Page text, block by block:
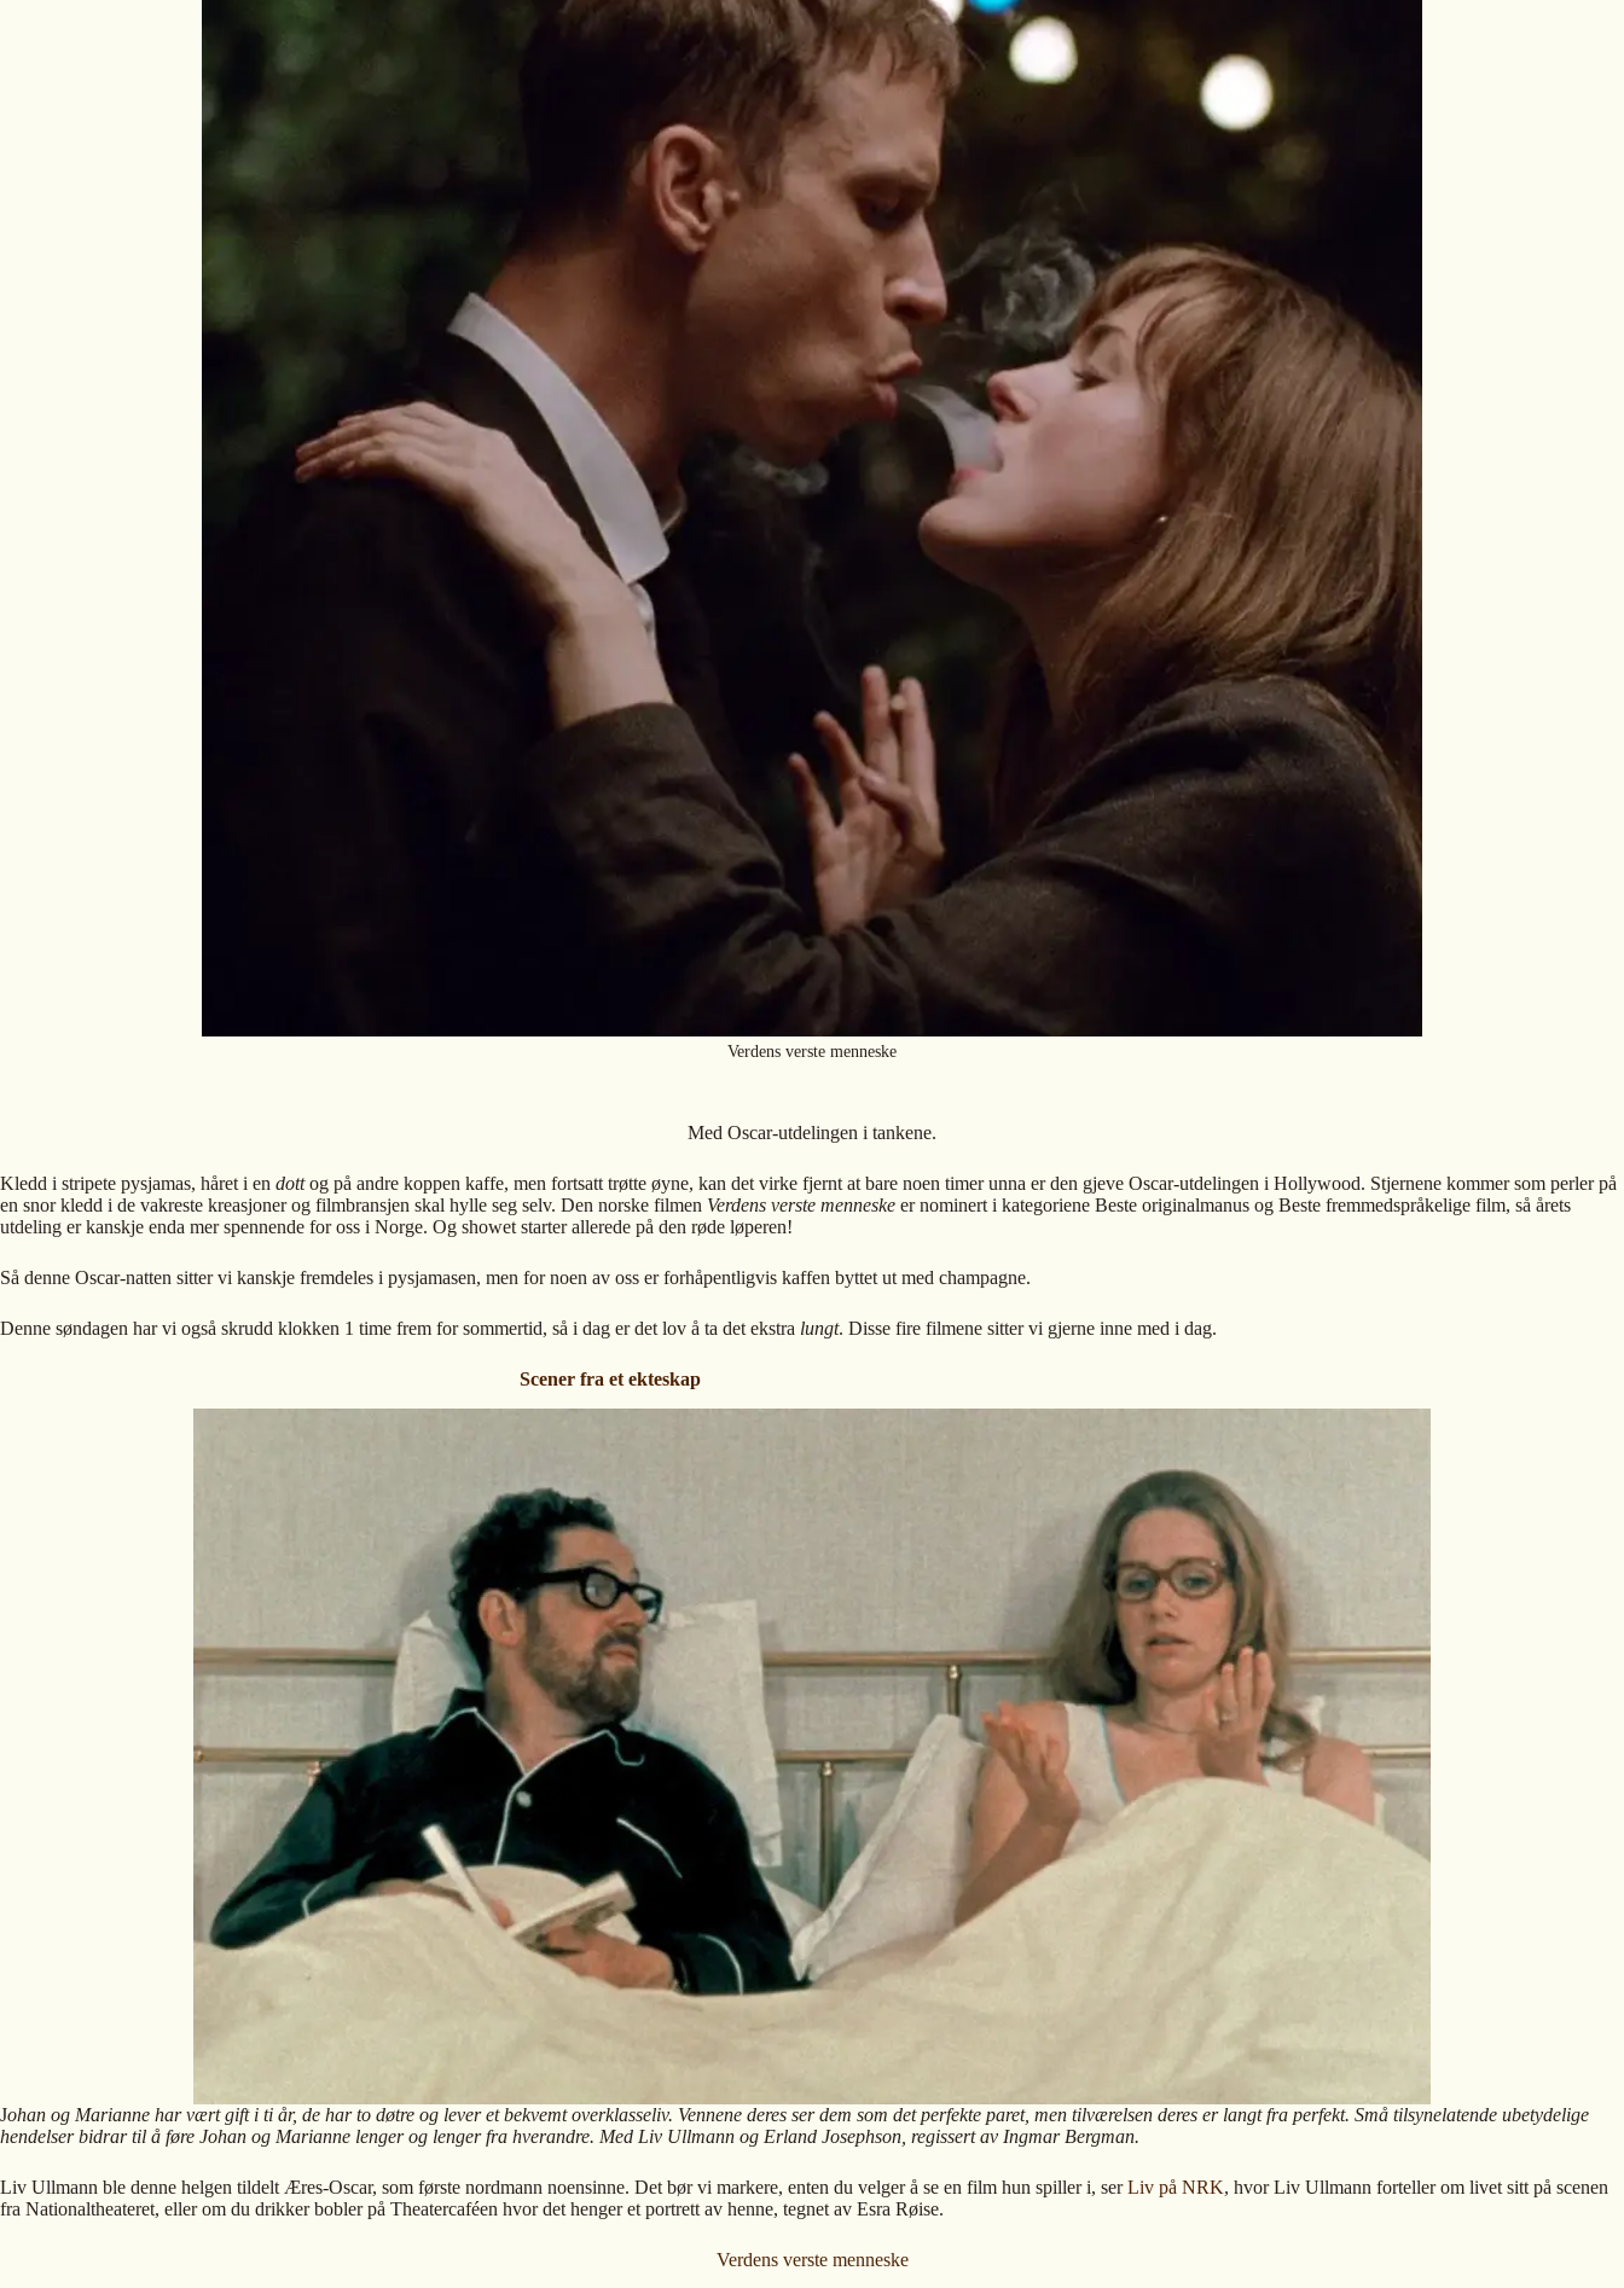
Verdens verste menneske
Med Oscar-utdelingen i tankene.
Kledd i stripete pysjamas, håret i en dottog på andre koppen kaffe, men fortsatt trøtte øyne, kan det virke fjernt at bare noen timer unna er den gjeve Oscar-utdelingen i Hollywood. Stjernene kommer som perler på
en snor kledd i de vakreste kreasjoner og filmbransjen skal hylle seg selv. Den norske filmen Verdens verste menneske er nominert i kategoriene Beste originalmanus og Beste fremmedspråkelige film, så årets
utdeling er kanskje enda mer spennende for oss i Norge. Og showet starter allerede på den røde løperen!
Så denne Oscar-natten sitter vi kanskje fremdeles i pysjamasen, men for noen av oss er forhåpentligvis kaffen byttet ut med champagne.
Denne søndagen har vi også skrudd klokken 1 time frem for sommertid, så i dag er det lov å ta det ekstra lungt. Disse fire filmene sitter vi gjerne inne med i dag.
Scener fra et ekteskap
Johan og Marianne har vært gift i ti år, de har to døtre og lever et bekvemt overklasseliv. Vennene deres ser dem som det perfekte paret, men tilværelsen deres er langt fra perfekt. Små tilsynelatende ubetydelige
hendelser bidrar til å føre Johan og Marianne lenger og lenger fra hverandre. Med Liv Ullmann og Erland Josephson, regissert av Ingmar Bergman.
Liv Ullmann ble denne helgen tildelt Æres-Oscar, som første nordmann noensinne. Det bør vi markere, enten du velger å se en film hun spiller i, serLiv på NRK, hvor Liv Ullmann forteller om livet sitt på scenen
fra Nationaltheateret, eller om du drikker bobler på Theatercaféen hvor det henger et portrett av henne, tegnet av Esra Røise.
Verdens verste menneske